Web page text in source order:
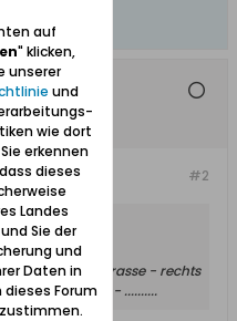
#2
fuehrende Strasse - rechts
"Leege Tor " - ..........
auf
" klicken,
unserer
und
wie dort
erkennen
dieses
Landes
Sie der
und
Daten in
dieses Forum